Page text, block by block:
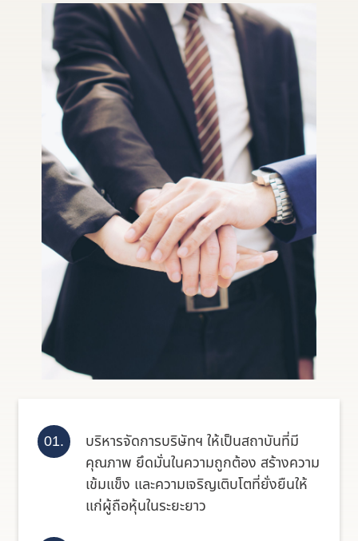
บริหารจัดการบริษัทฯ ให้เป็นสถาบันที่มี
คุณภาพ ยึดมั่นในความถูกต้อง สร้างความ
เข้มแข็ง และความเจริญเติบโตที่ยั่งยืนให้
แก่ผู้ถือหุ้นในระยะยาว